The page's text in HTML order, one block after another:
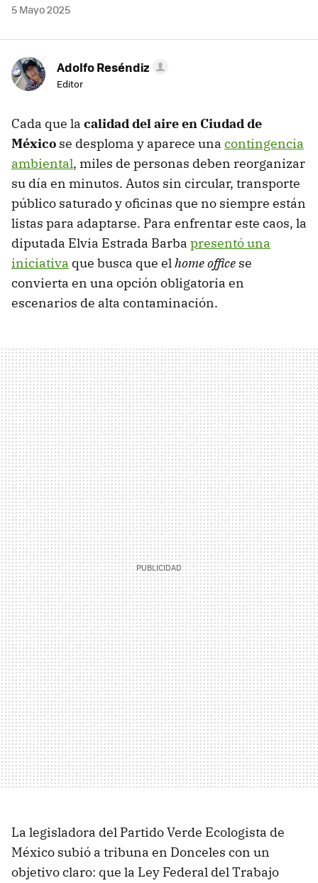
5 Mayo 2025
Adolfo Reséndiz
Editor
Cada que la calidad del aire en Ciudad de
México se desploma y aparece una contingencia
ambiental, miles de personas deben reorganizar
su día en minutos. Autos sin circular, transporte
público saturado y oficinas que no siempre están
listas para adaptarse. Para enfrentar este caos, la
diputada Elvia Estrada Barba presentó una
iniciativa que busca que elhome office se
convierta en una opción obligatoria en
escenarios de alta contaminación.
La legisladora del Partido Verde Ecologista de
México subió a tribuna en Donceles con un
objetivo claro: que la Ley Federal del Trabajo